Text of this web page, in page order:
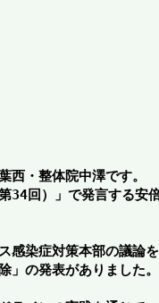
西・整体院中澤です。
34回）」で発言する安
染症対策本部の議論を
」の発表がありました。